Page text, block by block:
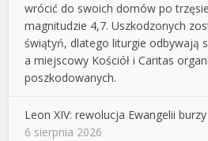
wrócić do swoich domów po
magnitudzie 4,7. Uszkodzonych
świątyń, dlatego liturgie odbywają
a miejscowy Kościół i Caritas
poszkodowanych.
Leon XIV: rewolucja Ewangelii
6 sierpnia 2026